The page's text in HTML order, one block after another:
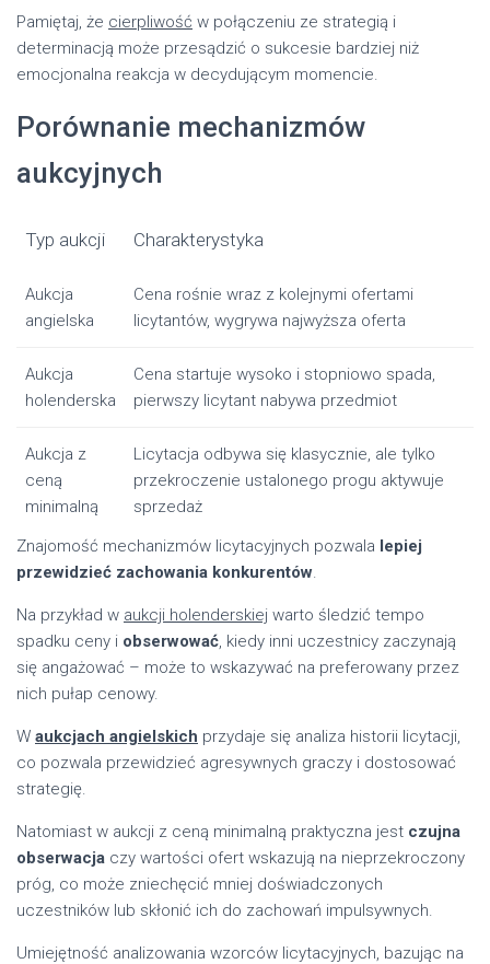
Pamiętaj, że cierpliwość w połączeniu ze strategią i
determinacją może przesądzić o sukcesie bardziej niż
emocjonalna reakcja w decydującym momencie.
Porównanie mechanizmów
aukcyjnych
Typ aukcji Charakterystyka
Aukcja
angielska
Cena rośnie wraz z kolejnymi ofertami
licytantów, wygrywa najwyższa oferta
Aukcja
holenderska
Cena startuje wysoko i stopniowo spada,
pierwszy licytant nabywa przedmiot
Aukcja z
ceną
minimalną
Licytacja odbywa się klasycznie, ale tylko
przekroczenie ustalonego progu aktywuje
sprzedaż
Znajomość mechanizmów licytacyjnych pozwala lepiej
przewidzieć zachowania konkurentów.
Na przykład w aukcji holenderskiej warto śledzić tempo
spadku ceny i obserwować, kiedy inni uczestnicy zaczynają
się angażować – może to wskazywać na preferowany przez
nich pułap cenowy.
W aukcjach angielskich przydaje się analiza historii licytacji,
co pozwala przewidzieć agresywnych graczy i dostosować
strategię.
Natomiast w aukcji z ceną minimalną praktyczna jest czujna
obserwacja czy wartości ofert wskazują na nieprzekroczony
próg, co może zniechęcić mniej doświadczonych
uczestników lub skłonić ich do zachowań impulsywnych.
Umiejętność analizowania wzorców licytacyjnych, bazując na